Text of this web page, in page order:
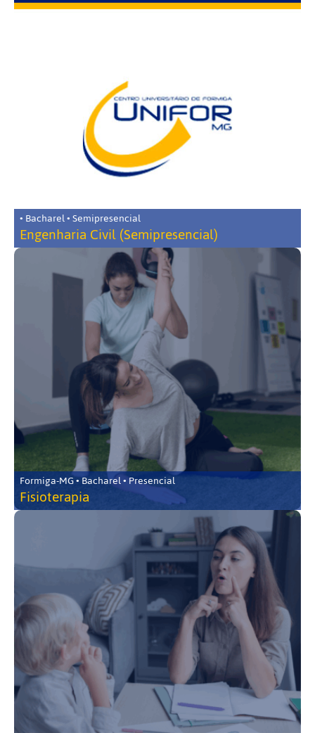
• Bacharel • Semipresencial
Engenharia Civil (Semipresencial)
Formiga-MG • Bacharel • Presencial
Fisioterapia